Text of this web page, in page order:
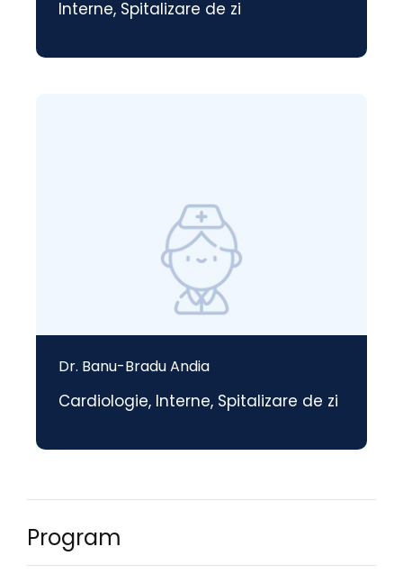
Interne, Spitalizare de zi
Dr. Banu-Bradu Andia
Cardiologie, Interne, Spitalizare de zi
Program